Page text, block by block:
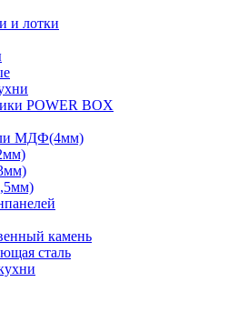
и лотки
POWER BOX
МДФ(4мм)
камень
сталь